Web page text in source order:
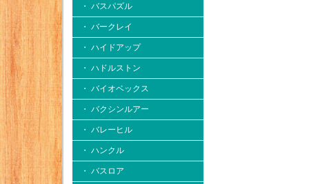
・ バスパズル
・ バークレイ
・ ハイドアップ
・ ハドルストン
・ バイオベックス
・ バクシンルアー
・ バレーヒル
・ ハンクル
・ バスロア